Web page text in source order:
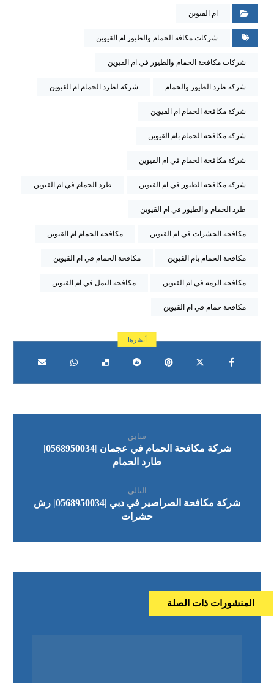
ام القيوين
شركات مكافة الحمام والطيور ام القيوين
شركات مكافحة الحمام والطيور في ام القيوين
شركة طرد الطيور والحمام شركة لطرد الحمام ام القيوين
شركة مكافحة الحمام ام القيوين
شركة مكافحة الحمام بام القيوين
شركة مكافحة الحمام في ام القيوين
شركة مكافحة الطيور في ام القيوين طرد الحمام في ام القيوين
طرد الحمام و الطيور في ام القيوين
مكافحة الحشرات في ام القيوين مكافحة الحمام ام القيوين
مكافحة الحمام بام القيوين مكافحة الحمام في ام القيوين
مكافحة الرمة في ام القيوين مكافحة النمل في ام القيوين
مكافحة حمام في ام القيوين
سابق
شركة مكافحة الحمام في عجمان |0568950034|
طارد الحمام
التالي
شركة مكافحة الصراصير في دبي |0568950034| رش
حشرات
المنشورات ذات الصلة